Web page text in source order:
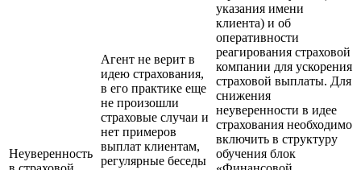
Неуверенность
Агент не верит в
идею страхования,
в его практике еще
не произошли
страховые случаи и
нет примеров
выплат клиентам,
регулярные беседы
указания имени
клиента) и об
оперативности
реагирования страховой
компании для ускорения
страховой выплаты. Для
снижения
неуверенности в идее
страхования необходимо
включить в структуру
обучения блок